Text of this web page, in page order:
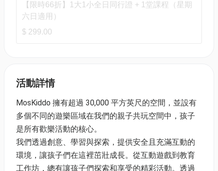
【限時66折】1大1小全日同行證 + 1堂課程（星期
六日適用）
$ 299.00
活動詳情
MosKiddo 擁有超過 30,000 平方英尺的空間，並設有
多個不同的遊樂區域在我們的親子共玩空間中，孩子
是所有歡樂活動的核心。
我們透過創意、學習與探索，提供安全且充滿互動的
環境，讓孩子們在這裡茁壯成長。從互動遊戲到教育
工作坊，總有讓孩子們探索和享受的精彩活動。透過